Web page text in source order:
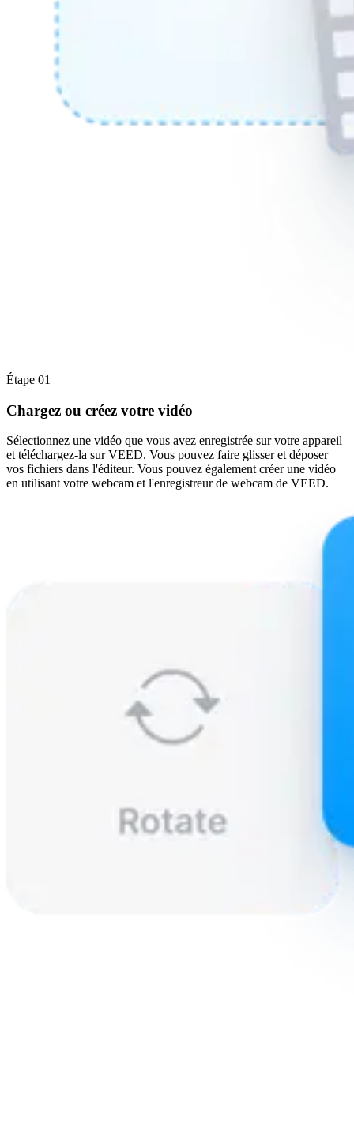
Étape 01
Chargez ou créez votre vidéo
Sélectionnez une vidéo que vous avez enregistrée sur votre appareil
et téléchargez-la sur VEED. Vous pouvez faire glisser et déposer
vos fichiers dans l'éditeur. Vous pouvez également créer une vidéo
en utilisant votre webcam et l'enregistreur de webcam de VEED.